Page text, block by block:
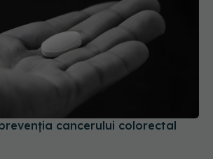
cancerului colorectal